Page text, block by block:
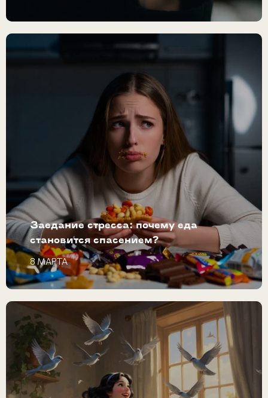
Заедание стресса: почему еда
становится спасением?
8 МАРТА